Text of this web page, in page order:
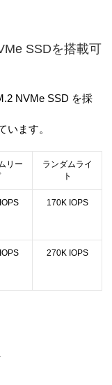
SSDを搭載可
NVMe SSD を採
います。
リー
ランダムライ
ト
170K IOPS
270K IOPS